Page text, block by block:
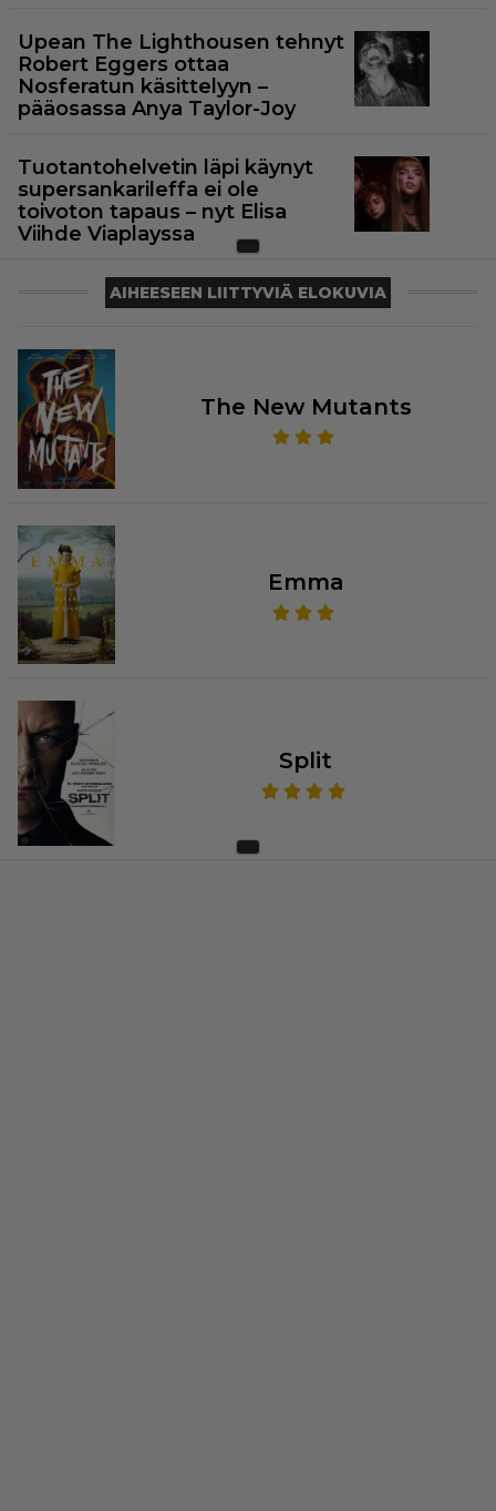
Upean The Lighthousen tehnyt
Robert Eggers ottaa
Nosferatun käsittelyyn –
pääosassa Anya Taylor-Joy
Tuotantohelvetin läpi käynyt
supersankarileffa ei ole
toivoton tapaus – nyt Elisa
Viihde Viaplayssa
AIHEESEEN LIITTYVIÄ ELOKUVIA
The New Mutants
Emma
Split